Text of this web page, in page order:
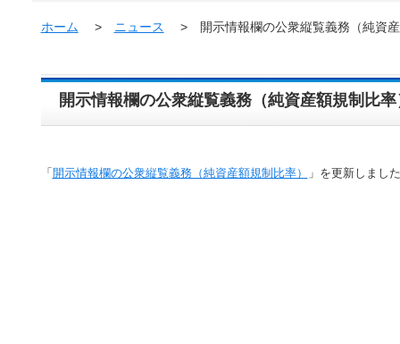
ホーム > ニュース > 開示情報欄の公衆縦覧義務（純資産
開示情報欄の公衆縦覧義務（純資産額規制比
「 開示情報欄の公衆縦覧義務（純資産額規制比率） 」を更新しまし